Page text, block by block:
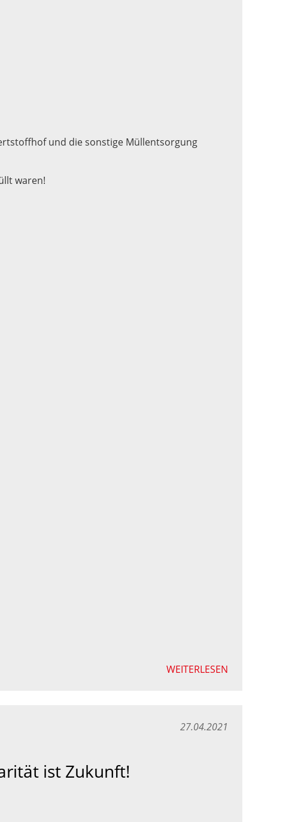
und die sonstige Müllentsorgung
waren!
WEITERLESEN
27.04.2021
ist Zukunft!